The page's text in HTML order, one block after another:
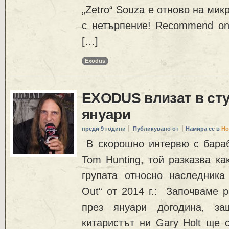
„Zetro“ Souza е отново на
с нетърпение! Recommend
[…]
Exodus
EXODUS влизат в
януари
преди 9 години Публикувано от Намира се в
В скорошно интервю с
Tom Hunting, той разказва
групата относно
Out“ от 2014 г.: Започваме
през януари догодина,
китаристът ни Gary Holt ще